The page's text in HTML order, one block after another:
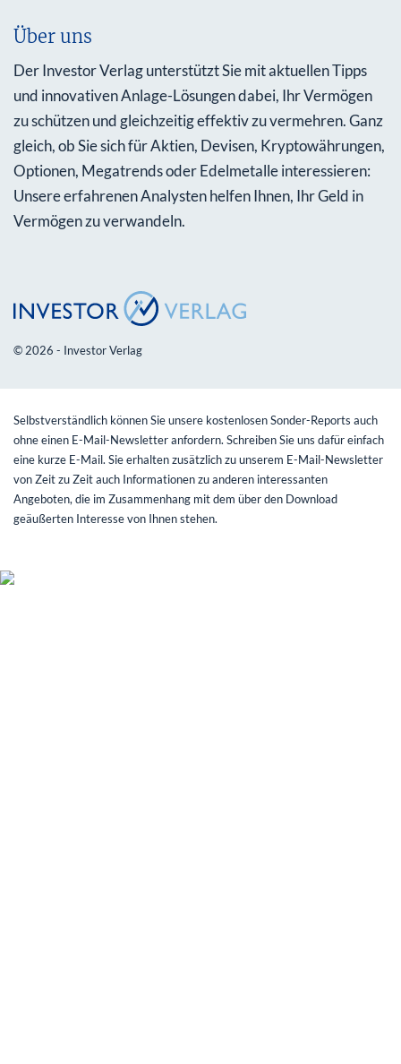
Über uns
Der Investor Verlag unterstützt Sie mit aktuellen Tipps
und innovativen Anlage-Lösungen dabei, Ihr Vermögen
zu schützen und gleichzeitig effektiv zu vermehren. Ganz
gleich, ob Sie sich für Aktien, Devisen, Kryptowährungen,
Optionen, Megatrends oder Edelmetalle interessieren:
Unsere erfahrenen Analysten helfen Ihnen, Ihr Geld in
Vermögen zu verwandeln.
© 2026 - Investor Verlag
Selbstverständlich können Sie unsere kostenlosen Sonder-Reports auch
ohne einen E-Mail-Newsletter anfordern. Schreiben Sie uns dafür einfach
eine kurze E-Mail. Sie erhalten zusätzlich zu unserem E-Mail-Newsletter
von Zeit zu Zeit auch Informationen zu anderen interessanten
Angeboten, die im Zusammenhang mit dem über den Download
geäußerten Interesse von Ihnen stehen.